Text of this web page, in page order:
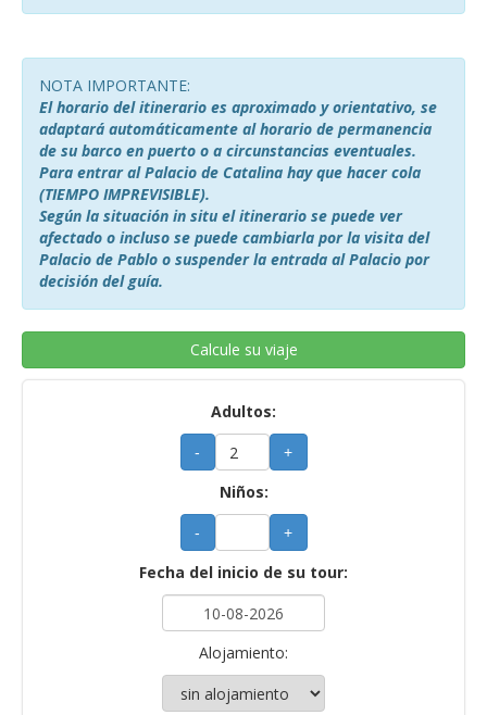
NOTA IMPORTANTE:
El horario del itinerario es aproximado y orientativo, se
adaptará automáticamente al horario de permanencia
de su barco en puerto o a circunstancias eventuales.
Para entrar al Palacio de Catalina hay que hacer cola
(TIEMPO IMPREVISIBLE).
Según la situación in situ el itinerario se puede ver
afectado o incluso se puede cambiarla por la visita del
Palacio de Pablo o suspender la entrada al Palacio por
decisión del guía.
Calcule su viaje
Adultos:
- +
Niños:
- +
Fecha del inicio de su tour:
Alojamiento: